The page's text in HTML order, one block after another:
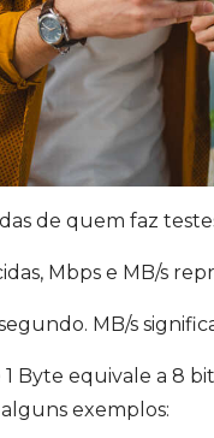
de quem faz
Mbps e MB/s
MB/s
Byte equivale a 8
exemplos: